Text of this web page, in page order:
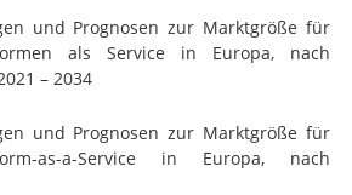
und Prognosen zur Marktgröße für
als Service in Europa, nach
– 2034
und Prognosen zur Marktgröße für
as-a-Service in Europa, nach